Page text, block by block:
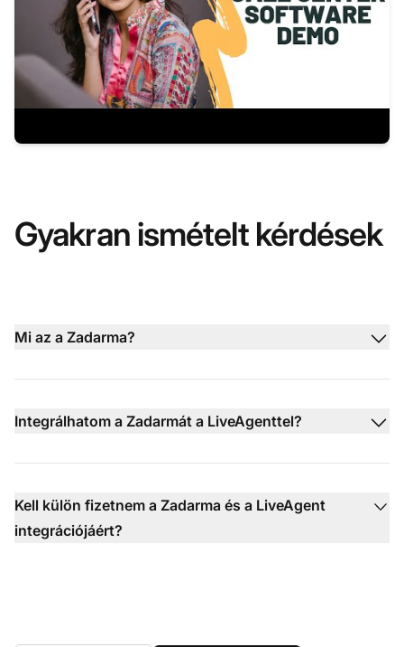
Gyakran ismételt kérdések
Mi az a Zadarma?
Integrálhatom a Zadarmát a LiveAgenttel?
Kell külön fizetnem a Zadarma és a LiveAgent
integrációjáért?